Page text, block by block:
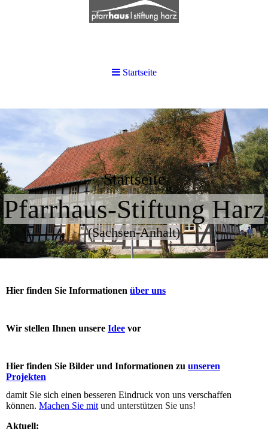
Startseite
Pfarrhaus-Stiftung Harz
(Sachsen-Anhalt)
Hier finden Sie Informationen über uns
Wir stellen Ihnen unsere Idee vor
Hier finden Sie Bilder und Informationen zu unseren
Projekten
damit Sie sich einen besseren Eindruck von uns verschaffen
können. Machen Sie mit und unterstützen Sie uns!
Aktuell:
Startseite